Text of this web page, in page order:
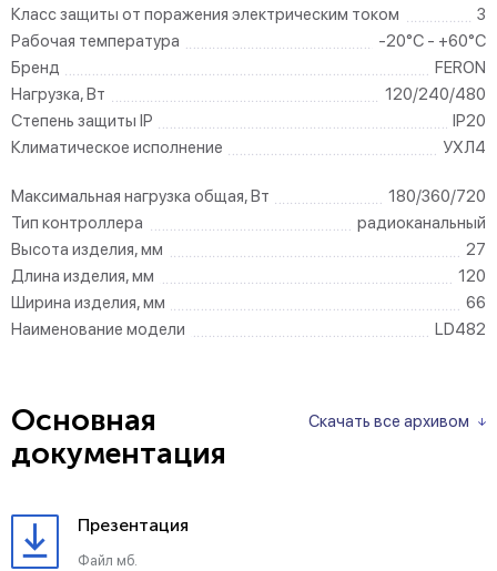
Класс защиты от поражения электрическим током
3
Рабочая температура
-20°C - +60°C
Бренд
FERON
Нагрузка, Вт
120/240/480
Степень защиты IP
IP20
Климатическое исполнение
УХЛ4
Максимальная нагрузка общая, Вт
180/360/720
Тип контроллера
радиоканальный
Высота изделия, мм
27
Длина изделия, мм
120
Ширина изделия, мм
66
Наименование модели
LD482
Скачать все архивом
Основная
документация
Презентация
Файл мб.